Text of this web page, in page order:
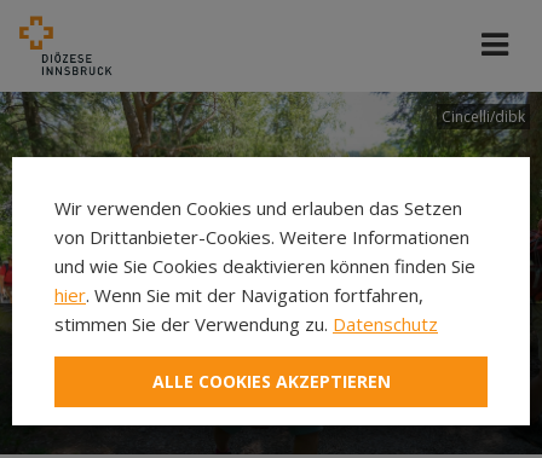
Cincelli/dibk
Neuer Pilgerweg Via
Laudato si’
Wir verwenden Cookies und erlauben das Setzen
von Drittanbieter-Cookies. Weitere Informationen
und wie Sie Cookies deaktivieren können finden Sie
hier. Wenn Sie mit der Navigation fortfahren,
stimmen Sie der Verwendung zu. Datenschutz
ALLE COOKIES AKZEPTIEREN